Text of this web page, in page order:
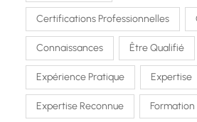
Certifications Professionnelles
Connaissances Être Qualifié
Expérience Pratique Expertise
Expertise Reconnue